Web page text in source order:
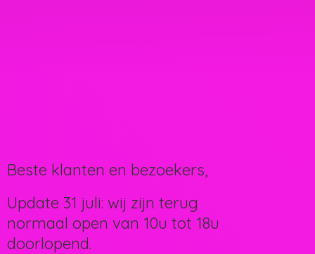
Beste klanten en bezoekers,
Update 31 juli: wij zijn terug
normaal open van 10u tot 18u
doorlopend.